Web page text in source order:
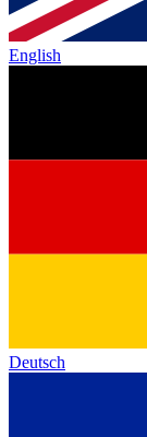
English
Deutsch